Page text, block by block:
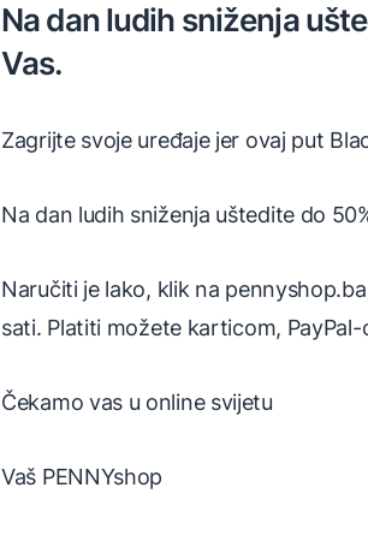
Na dan ludih sniženja
Vas.
Zagrijte svoje uređaje jer ovaj put
Na dan ludih sniženja uštedite do
Naručiti je lako, klik na
sati. Platiti možete karticom,
Čekamo vas u online svijetu
Vaš PENNYshop